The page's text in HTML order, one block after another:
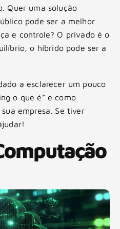
Quer uma solução
pode ser a melhor
e controle? O privado é o
o híbrido pode ser a
a esclarecer um pouco
o que é” e como
empresa. Se tiver